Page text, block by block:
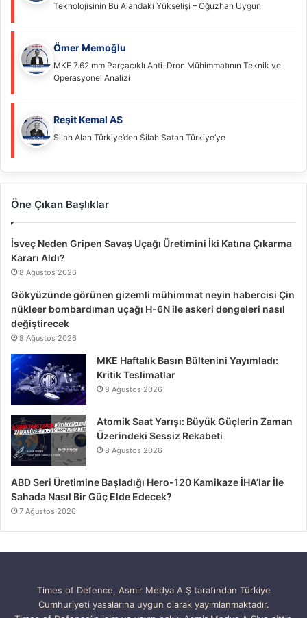
Teknolojisinin Bu Alandaki Yükselişi – Oğuzhan Uygun
Ömer Memoğlu
MKE 7.62 mm Parçacıklı Anti-Dron Mühimmatının Teknik ve
Operasyonel Analizi
Reşit Kemal AS
Silah Alan Türkiye’den Silah Satan Türkiye’ye
Öne Çıkan Başlıklar
İsveç Neden Gripen Savaş Uçağı Üretimini İki Katına Çıkarma
Kararı Aldı?
8 Ağustos 2026
Gökyüzünde görünen gizemli mühimmat neyin habercisi Çin
nükleer bombardıman uçağı H-6N ile askeri dengeleri nasıl
değiştirecek
8 Ağustos 2026
MKE Haftalık Basın Bültenini Yayımladı:
Kritik Teslimatlar
8 Ağustos 2026
Atomik Saat Yarışı: Büyük Güçlerin Zaman
Üzerindeki Sessiz Rekabeti
8 Ağustos 2026
ABD Seri Üretimine Başladığı Hero-120 Kamikaze İHA’lar İle
Sahada Nasıl Bir Güç Elde Edecek?
7 Ağustos 2026
Times of Defence, Asmir Medya A.Ş tarafından Türkiye
Cumhuriyeti yasalarına uygun olarak yayımlanmaktadır.